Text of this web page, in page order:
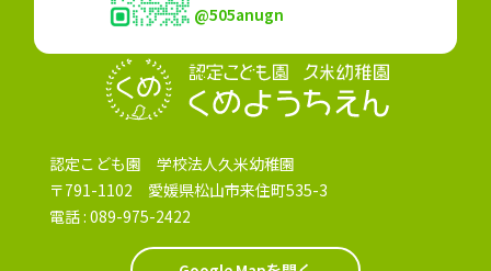
認定こども園 学校法人久米幼稚園
〒791-1102 愛媛県松山市来住町535-3
電話 : 089-975-2422
@505anugn